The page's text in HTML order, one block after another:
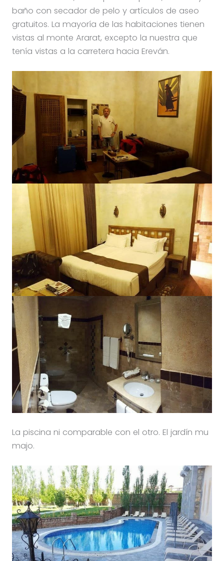
baño con secador de pelo y artículos de aseo
gratuitos. La mayoría de las habitaciones tienen
vistas al monte Ararat, excepto la nuestra que
tenía vistas a la carretera hacia Ereván.
La piscina ni comparable con el otro. El jardín mu
majo.